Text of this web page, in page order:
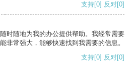
支持[0] 反对[0]
时随地为我的办公提供帮助。我经常需要
非常强大，能够快速找到我需要的信息。
支持[0] 反对[0]